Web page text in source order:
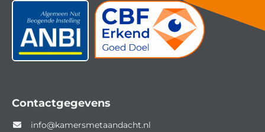
Contactgegevens
info@kamersmetaandacht.nl